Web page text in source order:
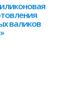
валиков